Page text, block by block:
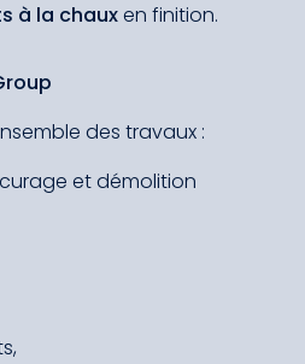
à la chauxen finition.
des travaux :
et démolition